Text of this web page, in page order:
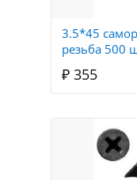
3.5*45
резьба 500
₽ 355